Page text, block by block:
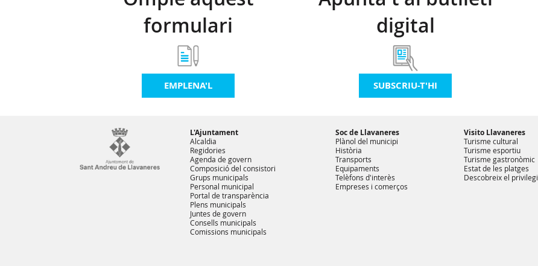
formulari
EMPLENA'L
digital
SUBSCRIU-T'HI
L'Ajuntament
Alcaldia
Regidories
Agenda de govern
Composició del consistori
Grups municipals
Personal municipal
Portal de transparència
Plens municipals
Juntes de govern
Consells municipals
Comissions municipals
Soc de Llavaneres
Plànol del municipi
Història
Transports
Equipaments
Telèfons d'interès
Empreses i comerços
Visito Llavaneres
Turisme cultural
Turisme esportiu
Turisme gastronòmic
Estat de les platges
Descobreix el privilegi